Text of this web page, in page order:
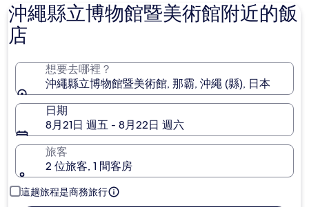
沖繩縣立博物館暨美術館附近的飯
店
想要去哪裡？
沖繩縣立博物館暨美術館, 那霸, 沖繩 (縣), 日本
日期
8月21日 週五 - 8月22日 週六
旅客
2 位旅客, 1 間客房
這趟旅程是商務旅行